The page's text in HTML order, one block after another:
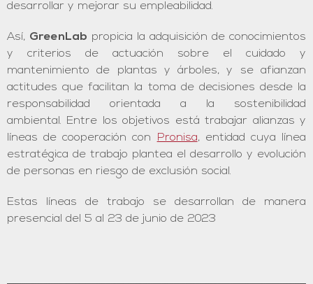
desarrollar y mejorar su empleabilidad.
Así, GreenLab propicia la adquisición de conocimientos
y criterios de actuación sobre el cuidado y
mantenimiento de plantas y árboles, y se afianzan
actitudes que facilitan la toma de decisiones desde la
responsabilidad orientada a la sostenibilidad
ambiental. Entre los objetivos está trabajar alianzas y
líneas de cooperación con
Pronisa, entidad cuya línea
estratégica de trabajo plantea el desarrollo y evolución
de personas en riesgo de exclusión social.
Estas líneas de trabajo se desarrollan de manera
presencial del 5 al 23 de junio de 2023